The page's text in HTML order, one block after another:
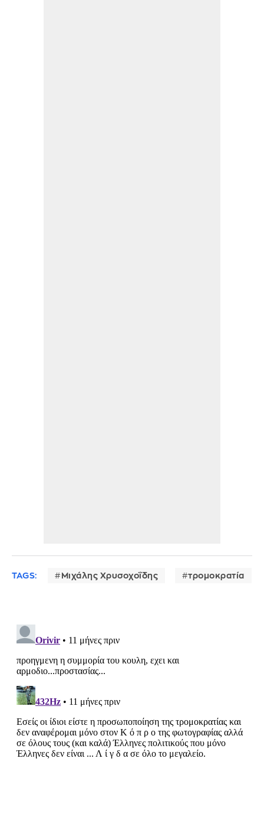
TAGS: Μιχάλης Χρυσοχοΐδης τρομοκρατία